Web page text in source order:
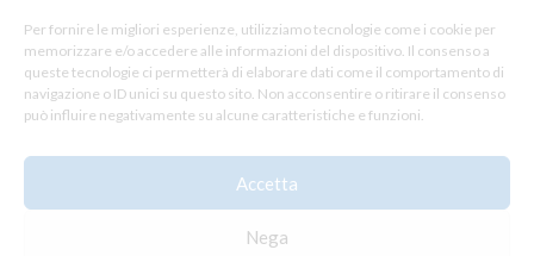
Per fornire le migliori esperienze, utilizziamo tecnologie come i cookie per
memorizzare e/o accedere alle informazioni del dispositivo. Il consenso a
queste tecnologie ci permetterà di elaborare dati come il comportamento di
navigazione o ID unici su questo sito. Non acconsentire o ritirare il consenso
può influire negativamente su alcune caratteristiche e funzioni.
Accetta
Nega
You must belogged into post a comment.